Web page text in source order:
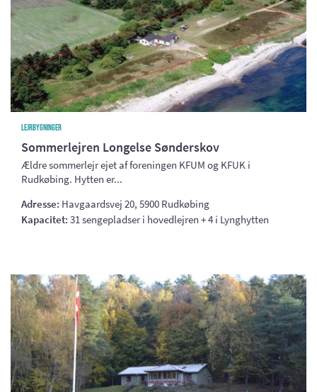
Lejrbygninger
Sommerlejren Longelse Sønderskov
Ældre sommerlejr ejet af foreningen KFUM og KFUK i
Rudkøbing. Hytten er...
Adresse: Havgaardsvej 20, 5900 Rudkøbing
Kapacitet: 31 sengepladser i hovedlejren + 4 i Lynghytten